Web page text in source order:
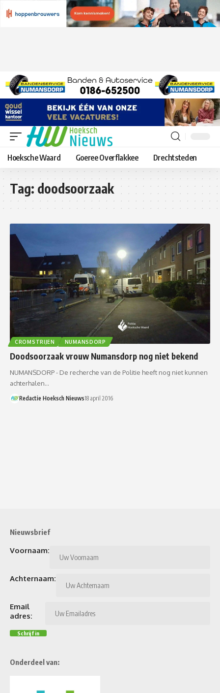
Hoeksche Waard Goeree Overflakkee Drechtsteden
Tag: doodsoorzaak
CROMSTRIJEN NUMANSDORP
Doodsoorzaak vrouw Numansdorp nog niet bekend
NUMANSDORP - De recherche van de Politie heeft nog niet kunnen
achterhalen…
Redactie Hoeksch Nieuws18 april 2016
Nieuwsbrief
Voornaam:
Achternaam:
Email
adres:
Onderdeel van: